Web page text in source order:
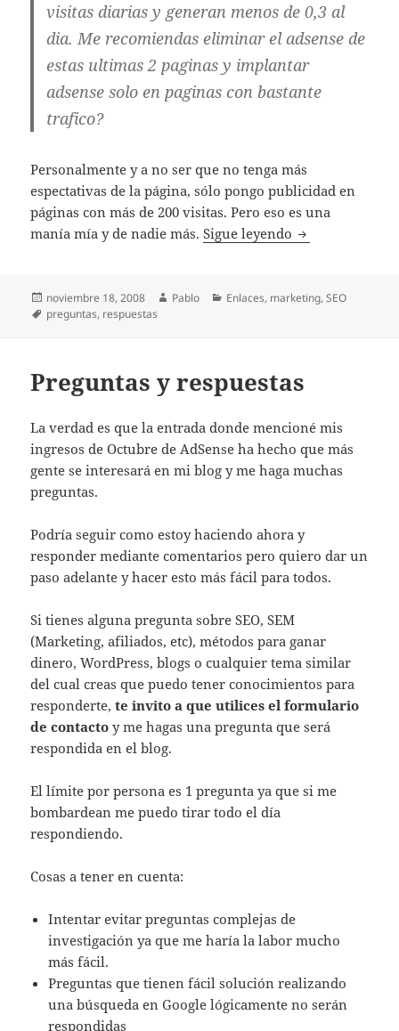
visitas diarias y generan menos de 0,3 al
dia. Me recomiendas eliminar el adsense de
estas ultimas 2 paginas y implantar
adsense solo en paginas con bastante
trafico?
Personalmente y a no ser que no tenga más
espectativas de la página, sólo pongo publicidad en
páginas con más de 200 visitas. Pero eso es una
manía mía y de nadie más.Sigue leyendo Preguntas y
Publicado
el
noviembre 18, 2008 Autor
Pablo Categorías
Enlaces, marketing,SEO
Etiquetas
preguntas, respuestas
Preguntas y respuestas
La verdad es que la entrada donde mencioné mis
ingresos de Octubre de AdSense ha hecho que más
gente se interesará en mi blog y me haga muchas
preguntas.
Podría seguir como estoy haciendo ahora y
responder mediante comentarios pero quiero dar un
paso adelante y hacer esto más fácil para todos.
Si tienes alguna pregunta sobre SEO, SEM
(Marketing, afiliados, etc), métodos para ganar
dinero, WordPress, blogs o cualquier tema similar
del cual creas que puedo tener conocimientos para
responderte,te invito a que utilices el formulario
de contactoy me hagas una pregunta que será
respondida en el blog.
El límite por persona es 1 pregunta ya que si me
bombardean me puedo tirar todo el día
respondiendo.
Cosas a tener en cuenta:
Intentar evitar preguntas complejas de
investigación ya que me haría la labor mucho
más fácil.
Preguntas que tienen fácil solución realizando
una búsqueda en Google lógicamente no serán
respondidas